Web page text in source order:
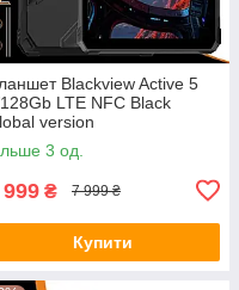
Blackview Active 5
LTE NFC Black
version
3 од.
₴ 7 999 ₴
Купити